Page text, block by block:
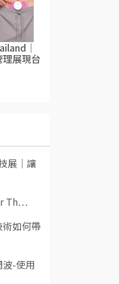
｜
展現台
展｜讓
如何帶
波-使用